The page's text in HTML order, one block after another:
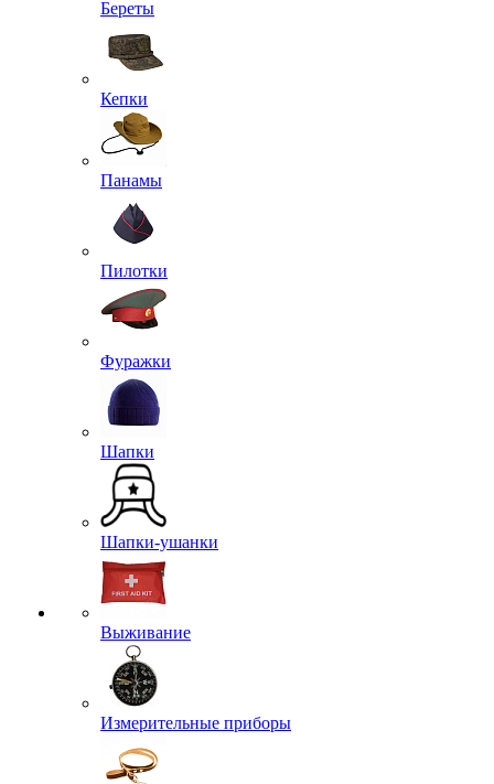
Береты
Кепки
Панамы
Пилотки
Фуражки
Шапки
Шапки-ушанки
Выживание
Измерительные приборы